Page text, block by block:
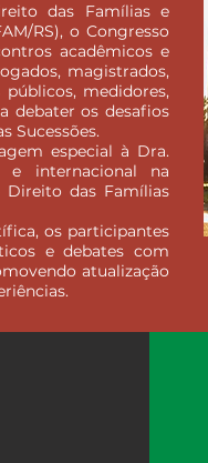
das Famílias e
RS), o Congresso
acadêmicos e
magistrados,
medidores,
debater os desafios
Sucessões.
especial à Dra.
e internacional na
das Famílias
os participantes
e debates com
atualização